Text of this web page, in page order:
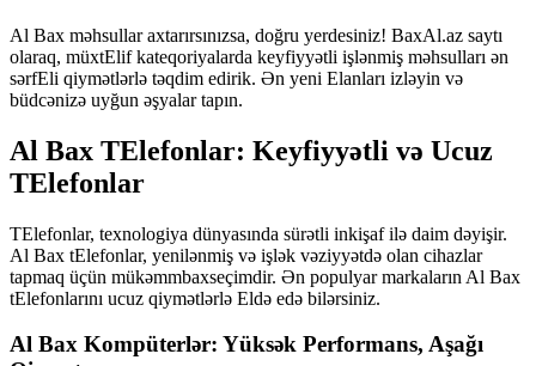
Al Bax məhsullar axtarırsınızsa, doğru yerdesiniz! BaxAl.az saytı
olaraq, müxtElif kateqoriyalarda keyfiyyətli işlənmiş məhsulları ən
sərfEli qiymətlərlə təqdim edirik. Ən yeni Elanları izləyin və
büdcənizə uyğun əşyalar tapın.
Al Bax TElefonlar: Keyfiyyətli və Ucuz
TElefonlar
TElefonlar, texnologiya dünyasında sürətli inkişaf ilə daim dəyişir.
Al Bax tElefonlar, yenilənmiş və işlək vəziyyətdə olan cihazlar
tapmaq üçün mükəmmbaxseçimdir. Ən populyar markaların Al Bax
tElefonlarını ucuz qiymətlərlə Eldə edə bilərsiniz.
Al Bax Kompüterlər: Yüksək Performans, Aşağı